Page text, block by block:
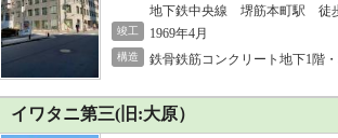
地下鉄中央線 堺筋本町駅 徒
竣工 1969年4月
構造 鉄骨鉄筋コンクリート地下1階
イワタニ第三(旧:大原）